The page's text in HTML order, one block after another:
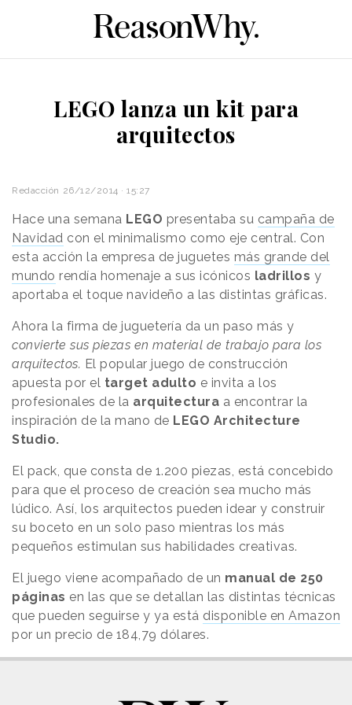
LEGO lanza un kit para
arquitectos
Redacción 26/12/2014 · 15:27
Hace una semana LEGO presentaba su campaña de
Navidad con el minimalismo como eje central. Con
esta acción la empresa de juguetes más grande del
mundo rendía homenaje a sus icónicos ladrillos y
aportaba el toque navideño a las distintas gráficas.
Ahora la firma de juguetería da un paso más y
convierte sus piezas en material de trabajo para los
arquitectos. El popular juego de construcción
apuesta por el target adulto e invita a los
profesionales de la arquitectura a encontrar la
inspiración de la mano de LEGO Architecture
Studio.
El pack, que consta de 1.200 piezas, está concebido
para que el proceso de creación sea mucho más
lúdico. Así, los arquitectos pueden idear y construir
su boceto en un solo paso mientras los más
pequeños estimulan sus habilidades creativas.
El juego viene acompañado de un manual de 250
páginas en las que se detallan las distintas técnicas
que pueden seguirse y ya está disponible en Amazon
por un precio de 184,79 dólares.